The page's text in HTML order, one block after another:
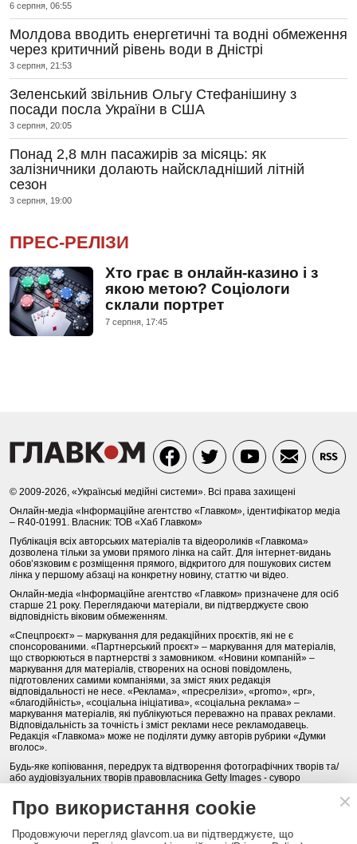
6 серпня, 06:55
Молдова вводить енергетичні та водні обмеження
через критичний рівень води в Дністрі
3 серпня, 21:53
Зеленський звільнив Ольгу Стефанішину з
посади посла України в США
3 серпня, 20:05
Понад 2,8 млн пасажирів за місяць: як
залізничники долають найскладніший літній
сезон
3 серпня, 19:00
ПРЕС-РЕЛІЗИ
Хто грає в онлайн-казино і з
якою метою? Соціологи
склали портрет
7 серпня, 17:45
© 2009-2026, «Українські медійні системи». Всі права захищені
Онлайн-медіа «Інформаційне агентство «Главком», ідентифікатор медіа
– R40-01991. Власник: ТОВ «Хаб Главком»
Публікація всіх авторських матеріалів та відеороликів «Главкома»
дозволена тільки за умови прямого лінка на сайт. Для інтернет-видань
обов’язковим є розміщення прямого, відкритого для пошукових систем
лінка у першому абзаці на конкретну новину, статтю чи відео.
Онлайн-медіа «Інформаційне агентство «Главком» призначене для осіб
старше 21 року. Переглядаючи матеріали, ви підтверджуєте свою
відповідність віковим обмеженням.
«Спецпроєкт» – маркування для редакційних проєктів, які не є
спонсорованими. «Партнерський проєкт» – маркування для матеріалів,
що створюються в партнерстві з замовником. «Новини компаній» –
маркування для матеріалів, створених на основі повідомлень,
підготовлених самими компаніями, за зміст яких редакція
відповідальності не несе. «Реклама», «пресрелізи», «promo», «pr»,
«благодійність», «соціальна ініціатива», «соціальна реклама» –
маркування матеріалів, які публікуються переважно на правах реклами.
Відповідальність за точність і зміст реклами несе рекламодавець.
Редакція «Главкома» може не поділяти думку авторів рубрики «Думки
вголос».
Будь-яке копіювання, передрук та відтворення фотографічних творів та/
або аудіовізуальних творів правовласника Getty Images - суворо
Політика конфіденційності (Privacy Policy). Правила сайту
КОНТАКТИ НАША КОМАНДА АРХІВ
Про використання cookie
Продовжуючи перегляд glavcom.ua ви підтверджуєте, що